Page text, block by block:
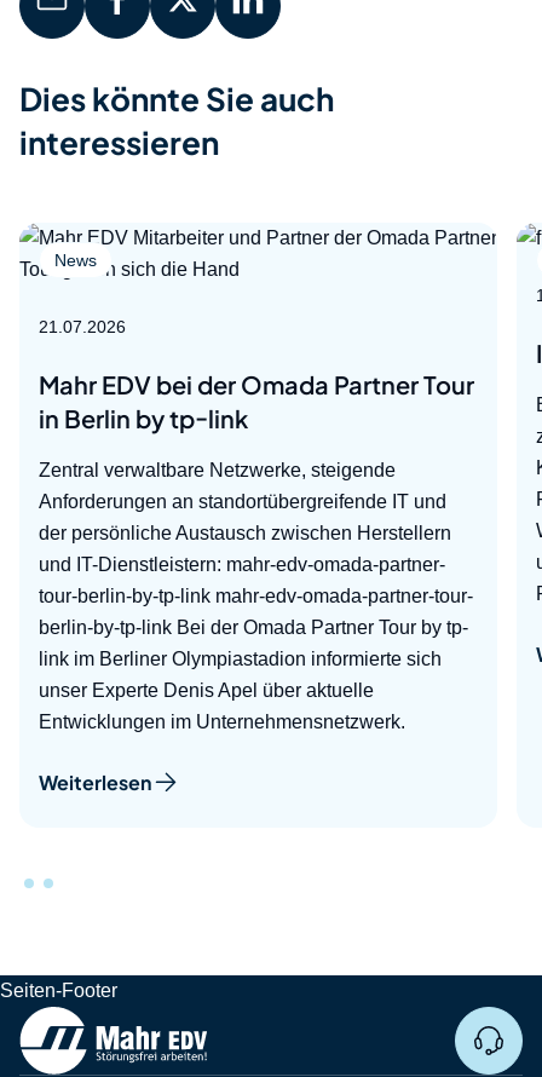
Dies könnte Sie auch
interessieren
News
21.07.2026
Mahr EDV bei der Omada Partner Tour
in Berlin by tp-link
Zentral verwaltbare Netzwerke, steigende
Anforderungen an standortübergreifende IT und
der persönliche Austausch zwischen Herstellern
und IT-Dienstleistern: mahr-edv-omada-partner-
tour-berlin-by-tp-link mahr-edv-omada-partner-tour-
berlin-by-tp-link Bei der Omada Partner Tour by tp-
link im Berliner Olympiastadion informierte sich
unser Experte Denis Apel über aktuelle
Entwicklungen im Unternehmensnetzwerk.
Weiterlesen
Seiten-Footer